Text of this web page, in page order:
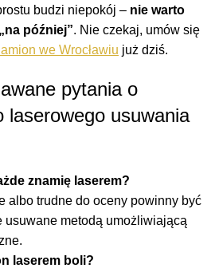
budzi niepokój – nie warto
później”. Nie czekaj, umów się
we Wrocławiu już dziś.
pytania o
laserowego usuwania
znamię laserem?
albo trudne do oceny powinny być
metodą umożliwiającą
laserem boli?